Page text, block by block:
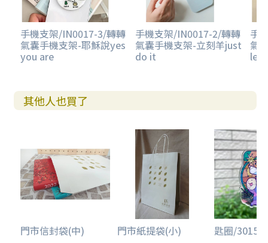
手機支架/IN0017-3/轉轉
氣囊手機支架-耶穌說yes
you are
手機支架/IN0017-2/轉轉
氣囊手機支架-立刻羊just
do it
手
氣
其他人也買了
門市信封袋(中) 門市紙提袋(小) 匙圈/3015/